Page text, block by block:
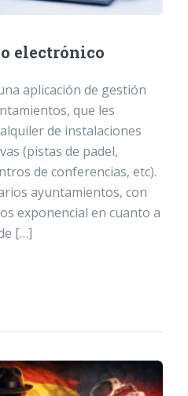
electrónico
aplicación de gestión
que les
de instalaciones
(pistas de padel,
de conferencias, etc).
ayuntamientos, con
exponencial en cuanto a
[…]